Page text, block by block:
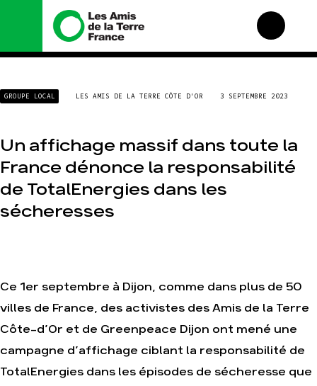
Nous connaître
Histoire
Missions et méthodes
Valeurs
Équipes et
fonctionnement
Le réseau dans le
grand enfumage
Mode : une tendance
destructrice
Gaz au Mozambique, la
Agir Nos thématiques
GROUPE LOCAL LES AMIS DE LA TERRE CÔTE D'OR 3 SEPTEMBRE 2023
Un affichage massif dans toute la
France dénonce la responsabilité
de TotalEnergies dans les
sécheresses
Ce 1er septembre à Dijon, comme dans plus de 50
villes de France, des activistes des Amis de la Terre
Côte-d’Or et de Greenpeace Dijon ont mené une
campagne d’affichage ciblant la responsabilité de
TotalEnergies dans les épisodes de sécheresse que